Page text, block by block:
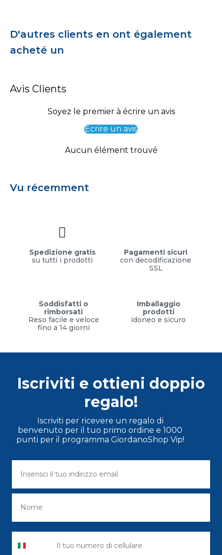
D'autres clients en ont également
acheté un
Avis Clients
Soyez le premier à écrire un avis
Écrire un avis
Aucun élément trouvé
Vu récemment
Spedizione gratis
su tutti i prodotti
Pagamenti sicuri
con decodificazione
SSL
Soddisfatti o
rimborsati
Reso facile e veloce
fino a 14 giorni
Imballaggio
prodotti
idoneo e sicuro
Iscriviti e ottieni doppio
regalo!
Iscriviti per ricevere un regalo di
benvenuto per il tuo primo ordine e 1000
punti per il programma GiordanoShop Vip!